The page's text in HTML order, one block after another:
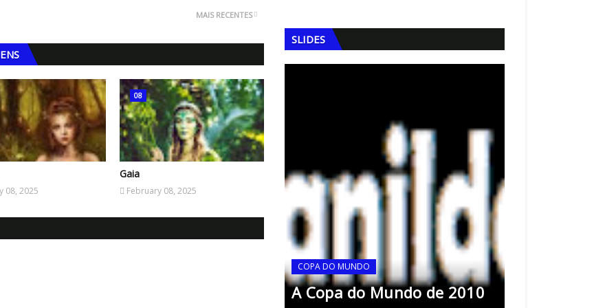
MAIS RECENTES
08, 2025
08
Gaia
February 08, 2025
SLIDES
COPA DO MUNDO
A Copa do Mundo de 2010